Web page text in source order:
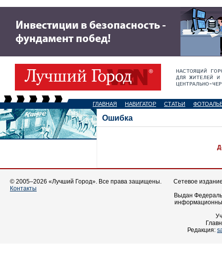
ГЛАВНАЯ НАВИГАТОР СТАТЬИ
Ошибка
© 2005–2026 «Лучший Город». Все права защищены.
Контакты
Сетевое
Выдан
Редакция: